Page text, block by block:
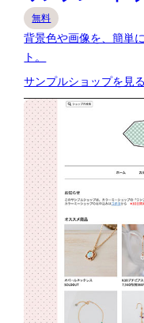
無料
背景色や画像を、簡単
ト。
サンプルショップを見